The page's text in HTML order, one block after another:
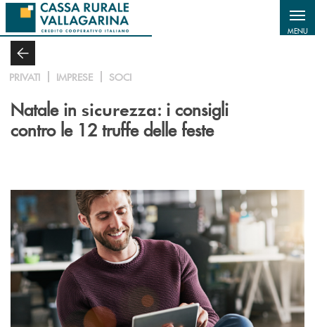
Salta al contenuto principale
MENU
PRIVATI IMPRESE SOCI
Natale in sicurezza: i consigli
contro le 12 truffe delle feste